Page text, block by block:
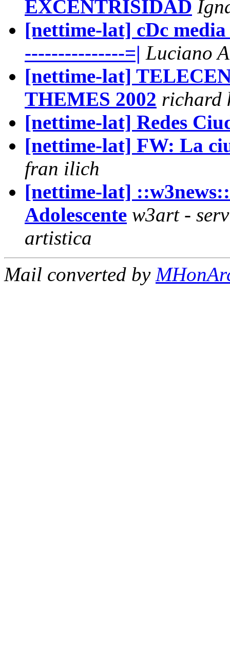
EXCENTRISIDAD
[nettime-lat] cDc
---------------=| Luciano
[nettime-lat]
THEMES 2002 richard
[nettime-lat] Redes
[nettime-lat] FW: La
fran ilich
[nettime-lat]
Adolescente w3art -
artistica
Mail converted by